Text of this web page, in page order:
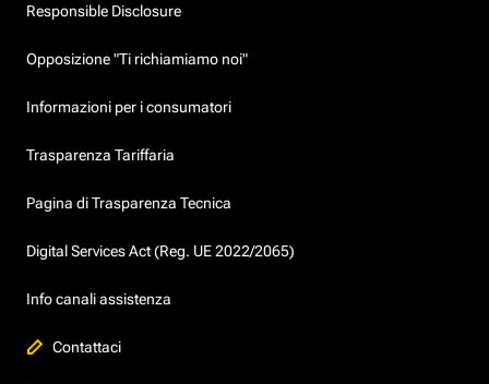
Responsible Disclosure
Opposizione "Ti richiamiamo noi"
Informazioni per i consumatori
Trasparenza Tariffaria
Pagina di Trasparenza Tecnica
Digital Services Act (Reg. UE 2022/2065)
Info canali assistenza
Contattaci